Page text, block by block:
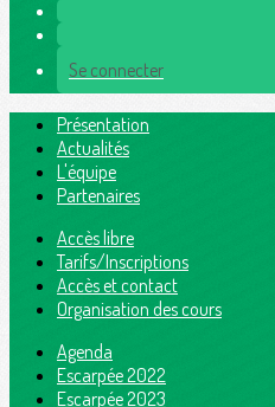
Se connecter
Présentation
Actualités
L'équipe
Partenaires
Accès libre
Tarifs/Inscriptions
Accès et contact
Organisation des cours
Agenda
Escarpée 2022
Escarpée 2023